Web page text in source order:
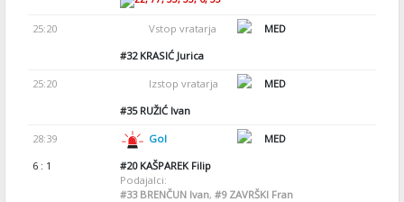
25:20 Vstop vratarja
MED
#32KRASIĆ Jurica
25:20 Izstop vratarja
MED
#35RUŽIĆ Ivan
28:39 Gol
MED
6 : 1
#20KAŠPAREK Filip
Podajalci:
#33BRENČUN Ivan, #9ZAVRŠKI Fran